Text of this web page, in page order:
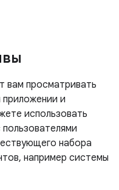
вам просматривать
и
использовать
набора
например системы